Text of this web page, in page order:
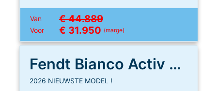
Van € 44.889
Voor € 31.950 (marge)
Fendt Bianco Activ 465 SFH
2026 NIEUWSTE MODEL !